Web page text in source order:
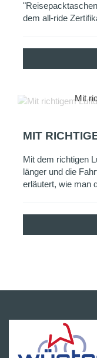
dem all-ride
Mit
MIT
Mit dem richtigen
länger und die
erläutert, wie man